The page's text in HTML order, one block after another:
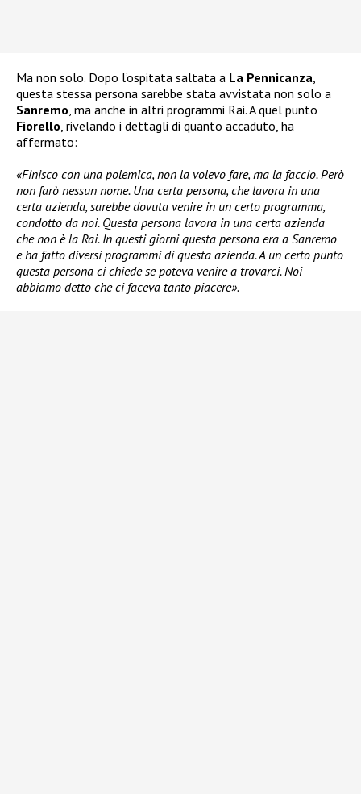
Ma non solo. Dopo l’ospitata saltata a La Pennicanza
questa stessa persona sarebbe stata avvistata non solo a
Sanremo , ma anche in altri programmi Rai. A quel punto
Fiorello , rivelando i dettagli di quanto accaduto, ha
affermato:
«Finisco con una polemica, non la volevo fare, ma la faccio. Però
non farò nessun nome. Una certa persona, che lavora in una
certa azienda, sarebbe dovuta venire in un certo programma,
condotto da noi. Questa persona lavora in una certa azienda
che non è la Rai. In questi giorni questa persona era a Sanremo
e ha fatto diversi programmi di questa azienda. A un certo punto
questa persona ci chiede se poteva venire a trovarci. Noi
abbiamo detto che ci faceva tanto piacere».